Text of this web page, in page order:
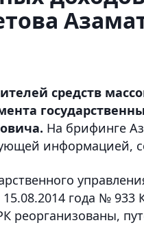
средств
На брифинге
информацией,
15.08.2014 года №
реорганизованы,